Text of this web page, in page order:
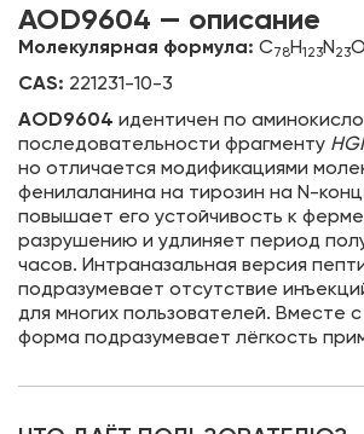
AOD9604 — описание
Молекулярная формула: C78H123N23O
CAS: 221231-10-3
AOD9604 идентичен по
последовательности фрагменту
но отличается модификациями
фенилаланина на тирозин на N-
повышает его устойчивость к
разрушению и удлиняет период
часов. Интраназальная версия
подразумевает отсутствие
для многих пользователей. Вместе
форма подразумевает лёгкость